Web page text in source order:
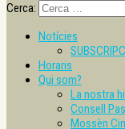
Cerca:
Notícies
Horaris
Qui som?
La nostra
Consell
Mossèn